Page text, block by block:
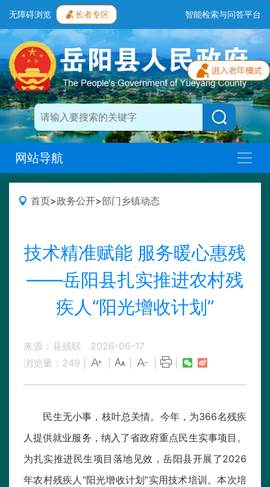
无障碍浏览 长者专区 智能检索与问答平台
网站导航
首页>政务公开>部门乡镇动态
技术精准赋能 服务暖心惠残
——岳阳县扎实推进农村残
疾人“阳光增收计划”
来源：县残联
2026-06-17
浏览量： 249
民生无小事，枝叶总关情。今年，为366名残疾
人提供就业服务，纳入了省政府重点民生实事项目。
为扎实推进民生项目落地见效，岳阳县开展了2026
年农村残疾人“阳光增收计划”实用技术培训。本次培